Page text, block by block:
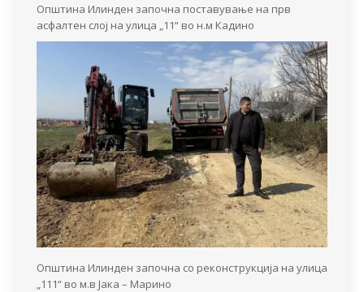
Општина Илинден започна поставување на прв
асфалтен слој на улица „11“ во н.м Кадино
Општина Илинден започна со реконструкција на улица
„111“ во м.в Јака – Марино